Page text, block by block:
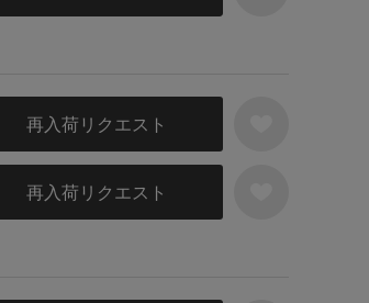
再入荷リクエスト
再入荷リクエスト